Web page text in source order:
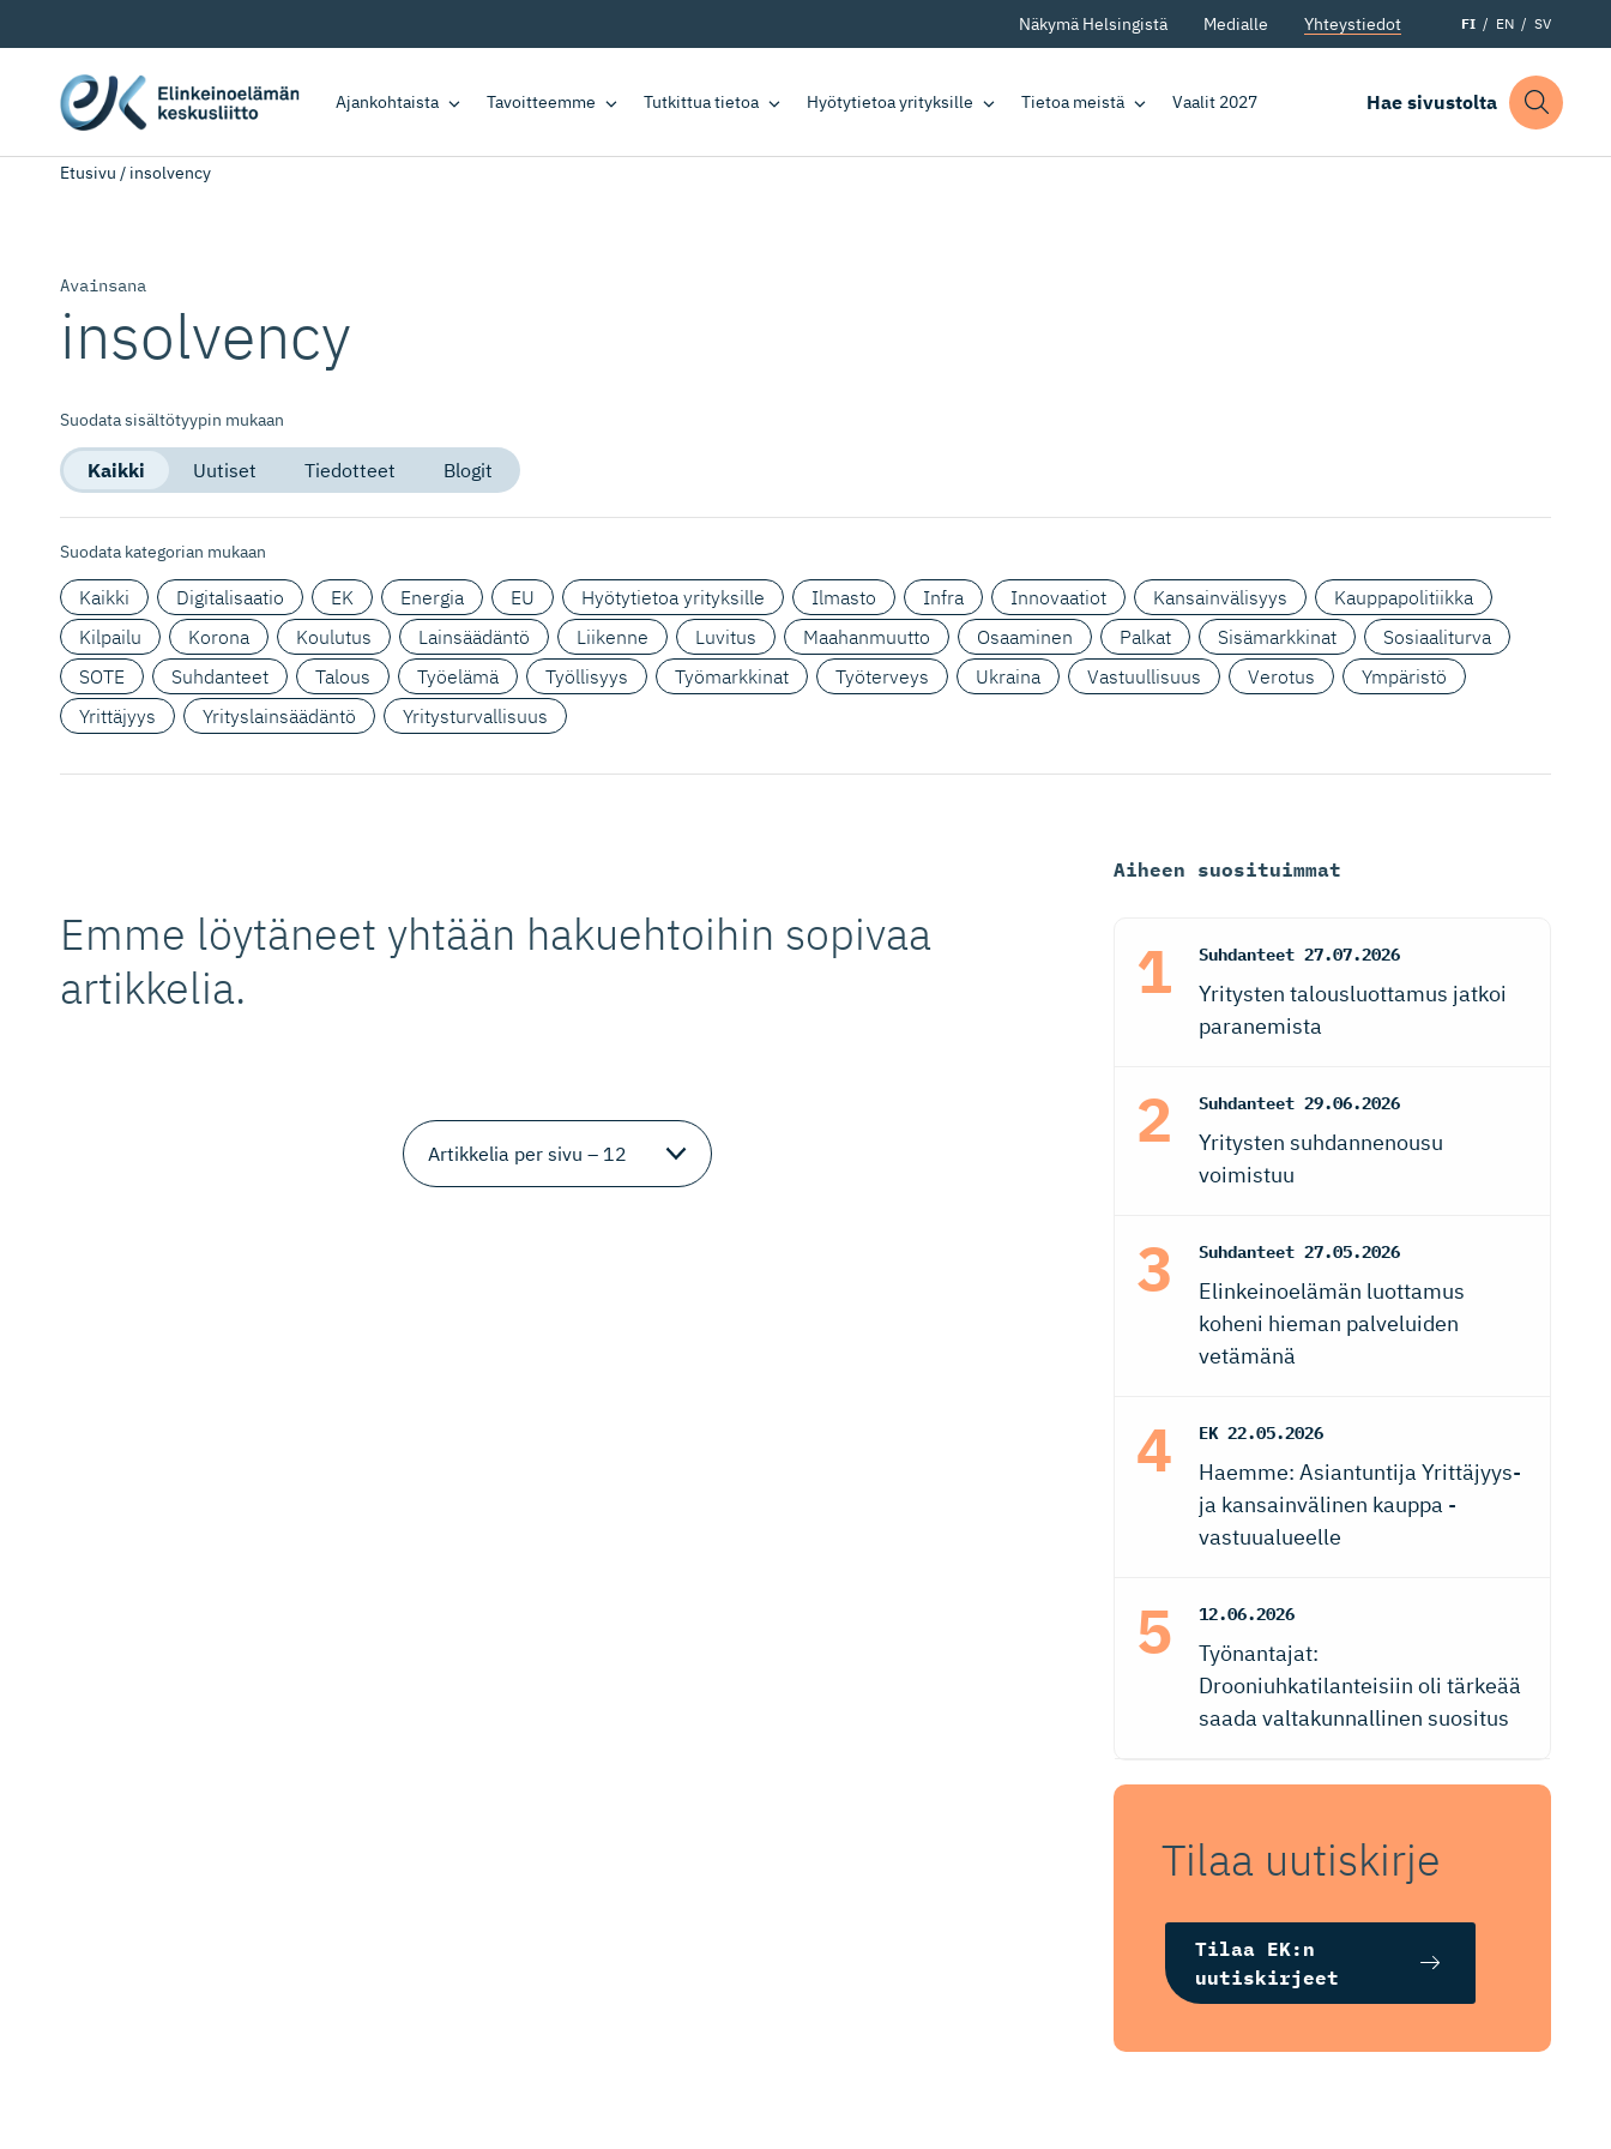
Näkymä Helsingistä Medialle Yhteystiedot FI EN SV
Ajankohtaista Tavoitteemme Tutkittua tietoa Hyötytietoa yrityksille Tietoa meistä Vaalit 2027 Hae sivustolta
Etusivu / insolvency
Avainsana
insolvency
Suodata sisältötyypin mukaan
Kaikki Uutiset Tiedotteet Blogit
Suodata kategorian mukaan
Kaikki Digitalisaatio EK Energia EU Hyötytietoa yrityksille Ilmasto Infra Innovaatiot Kansainvälisyys
Kauppapolitiikka
Kilpailu
Korona Koulutus Lainsäädäntö Liikenne Luvitus Maahanmuutto Osaaminen Palkat Sisämarkkinat
Sosiaaliturva
SOTE
Suhdanteet Talous Työelämä Työllisyys Työmarkkinat Työterveys Ukraina Vastuullisuus Verotus
Ympäristö
Yrittäjyys
Yrityslainsäädäntö Yritysturvallisuus
Emme löytäneet yhtään hakuehtoihin sopivaa
artikkelia.
Aiheen suosituimmat
Suhdanteet 27.07.2026
Yritysten talousluottamus jatkoi
paranemista
Suhdanteet 29.06.2026
Yritysten suhdannenousu
voimistuu
Suhdanteet 27.05.2026
Elinkeinoelämän luottamus
koheni hieman palveluiden
vetämänä
EK 22.05.2026
Haemme: Asiantuntija Yrittäjyys-
ja kansainvälinen kauppa -
vastuualueelle
12.06.2026
Työnantajat:
Drooniuhkatilanteisiin oli tärkeää
saada valtakunnallinen suositus
Tilaa uutiskirje
Tilaa EK:n
uutiskirjeet